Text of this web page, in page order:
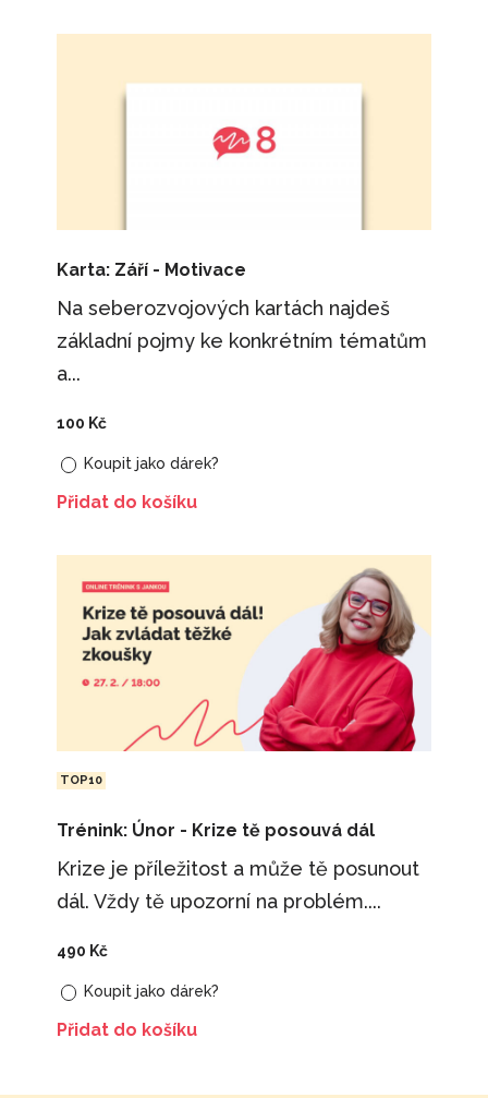
Karta: Září - Motivace
Na seberozvojových kartách najdeš
základní pojmy ke konkrétním tématům
a...
100 Kč
Koupit jako dárek?
Přidat do košíku
TOP10
Trénink: Únor - Krize tě posouvá dál
Krize je příležitost a může tě posunout
dál. Vždy tě upozorní na problém....
490 Kč
Koupit jako dárek?
Přidat do košíku